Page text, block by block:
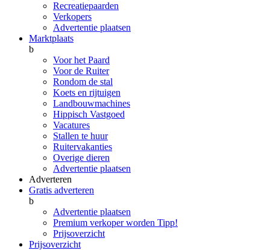
Recreatiepaarden
Verkopers
Advertentie plaatsen
Marktplaats
b
Voor het Paard
Voor de Ruiter
Rondom de stal
Koets en rijtuigen
Landbouwmachines
Hippisch Vastgoed
Vacatures
Stallen te huur
Ruitervakanties
Overige dieren
Advertentie plaatsen
Adverteren
Gratis adverteren
b
Advertentie plaatsen
Premium verkoper worden Tipp!
Prijsoverzicht
Prijsoverzicht